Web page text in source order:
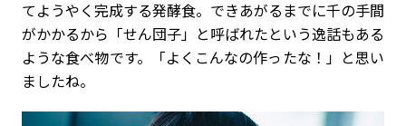
てようやく完成する発酵食。できあがるまでに千の手間
がかかるから「せん団子」と呼ばれたという逸話もある
ような食べ物です。「よくこんなの作ったな！」と思い
ましたね。